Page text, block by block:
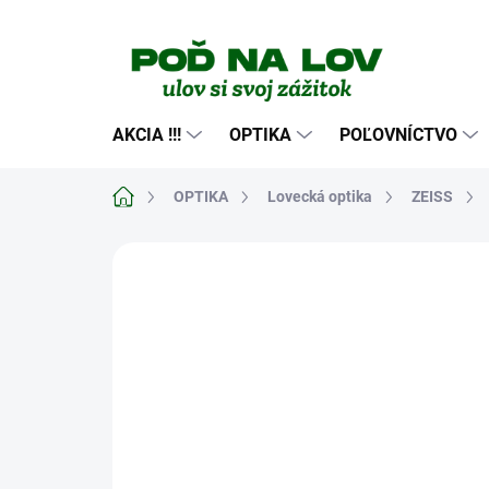
AKCIA !!! OPTIKA POĽOVNÍCTVO
DomovOPTIKA Lovecká optika ZEISS